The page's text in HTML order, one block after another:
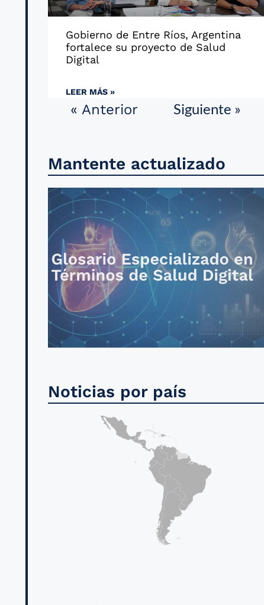
Gobierno de Entre Ríos, Argentina
fortalece su proyecto de Salud
Digital
LEER MÁS »
« Anterior Siguiente »
Mantente actualizado
Noticias por país